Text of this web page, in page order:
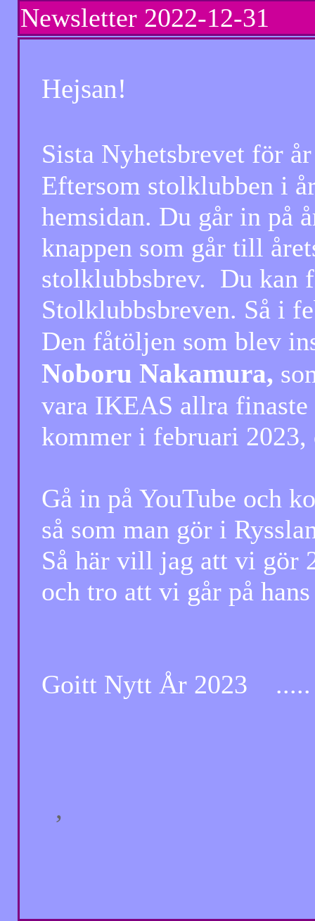
Newsletter 2022-12-31
Hejsan!
Sista Nyhetsbrevet för
Eftersom stolklubben i
hemsidan. Du går in på
knappen som går till
stolklubbsbrev. Du kan
Stolklubbsbreven. Så i
Den fåtöljen som blev
Noboru Nakamura,
vara IKEAS allra finaste
kommer i februari 2023,
Gå in på YouTube
så som man gör i
Så här vill jag att vi gör
och tro att vi går på
Goitt Nytt År 2023 .....
,